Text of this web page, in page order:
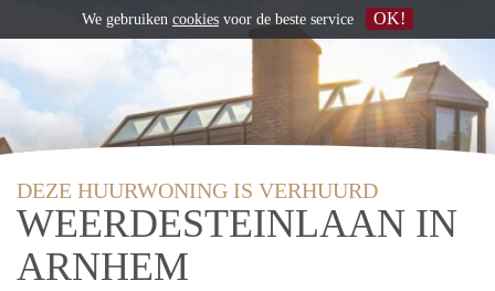
DEZE HUURWONING IS VERHUURD
WEERDESTEINLAAN IN
ARNHEM
We gebruiken cookies voor de beste service OK!